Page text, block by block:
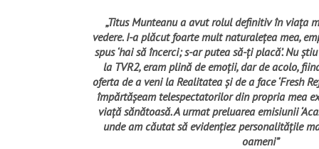
„Titus Munteanu a avut rolul definitiv în viața
vedere. I-a plăcut foarte mult naturalețea mea,
spus ‘hai să încerci; s-ar putea să-ți placă’. Nu
la TVR2, eram plină de emoții, dar de acolo,
oferta de a veni la Realitatea și de a face ‘Fresh
împărtășeam telespectatorilor din propria mea
viață sănătoasă. A urmat preluarea emisiunii
unde am căutat să evidențiez personalitățile
oameni”